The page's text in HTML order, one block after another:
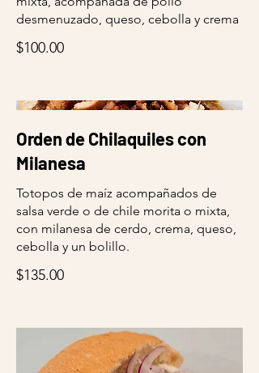
desmenuzado, queso, cebolla y crema
$100.00
Orden de Chilaquiles con
Milanesa
Totopos de maíz acompañados de
salsa verde o de chile morita o mixta,
con milanesa de cerdo, crema, queso,
cebolla y un bolillo.
$135.00